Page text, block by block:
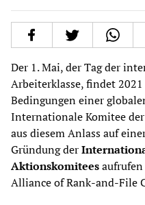
Der 1. Mai, der Tag der
Arbeiterklasse, findet
Bedingungen einer
Internationale Komitee
aus diesem Anlass auf
Gründung der
Aktionskomitees
Alliance of Rank-and-File